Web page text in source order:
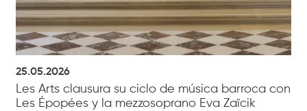
25.05.2026
Les Arts clausura su ciclo de música barroca con
Les Épopées y la mezzosoprano Eva Zaïcik